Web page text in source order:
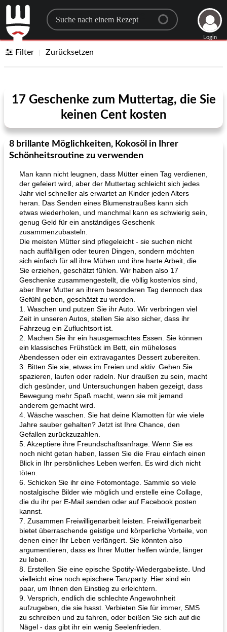
Search for a recipe
Login
Filter Zurücksetzen
17 Geschenke zum Muttertag, die Sie
keinen Cent kosten
8 brillante Möglichkeiten, Kokosöl in Ihrer
Schönheitsroutine zu verwenden
Man kann nicht leugnen, dass Mütter einen Tag verdienen,
der gefeiert wird, aber der Muttertag schleicht sich jedes
Jahr viel schneller als erwartet an Kinder jeden Alters
heran. Das Senden eines Blumenstraußes kann sich
etwas wiederholen, und manchmal kann es schwierig sein,
genug Geld für ein anständiges Geschenk
zusammenzubasteln.
Die meisten Mütter sind pflegeleicht - sie suchen nicht
nach auffälligen oder teuren Dingen, sondern möchten
sich einfach für all ihre Mühen und ihre harte Arbeit, die
Sie erziehen, geschätzt fühlen. Wir haben also 17
Geschenke zusammengestellt, die völlig kostenlos sind,
aber Ihrer Mutter an ihrem besonderen Tag dennoch das
Gefühl geben, geschätzt zu werden.
1. Waschen und putzen Sie ihr Auto. Wir verbringen viel
Zeit in unseren Autos, stellen Sie also sicher, dass ihr
Fahrzeug ein Zufluchtsort ist.
2. Machen Sie ihr ein hausgemachtes Essen. Sie können
ein klassisches Frühstück im Bett, ein müheloses
Abendessen oder ein extravagantes Dessert zubereiten.
3. Bitten Sie sie, etwas im Freien und aktiv. Gehen Sie
spazieren, laufen oder radeln. Nur draußen zu sein, macht
dich gesünder, und Untersuchungen haben gezeigt, dass
Bewegung mehr Spaß macht, wenn sie mit jemand
anderem gemacht wird.
4. Wäsche waschen. Sie hat deine Klamotten für wie viele
Jahre sauber gehalten? Jetzt ist Ihre Chance, den
Gefallen zurückzuzahlen.
5. Akzeptiere ihre Freundschaftsanfrage. Wenn Sie es
noch nicht getan haben, lassen Sie die Frau einfach einen
Blick in Ihr persönliches Leben werfen. Es wird dich nicht
töten.
6. Schicken Sie ihr eine Fotomontage. Sammle so viele
nostalgische Bilder wie möglich und erstelle eine Collage,
die du ihr per E-Mail senden oder auf Facebook posten
kannst.
7. Zusammen Freiwilligenarbeit leisten. Freiwilligenarbeit
bietet überraschende geistige und körperliche Vorteile, von
denen einer Ihr Leben verlängert. Sie könnten also
argumentieren, dass es Ihrer Mutter helfen würde, länger
zu leben.
8. Erstellen Sie eine epische Spotify-Wiedergabeliste. Und
vielleicht eine noch epischere Tanzparty. Hier sind ein
paar, um Ihnen den Einstieg zu erleichtern.
9. Versprich, endlich die schlechte Angewohnheit
aufzugeben, die sie hasst. Verbieten Sie für immer, SMS
zu schreiben und zu fahren, oder beißen Sie sich auf die
Nägel - das gibt ihr ein wenig Seelenfrieden.